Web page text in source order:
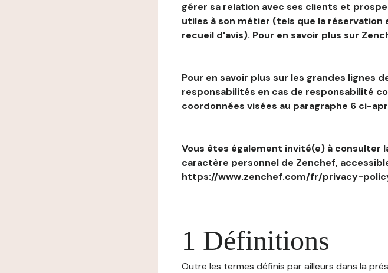
gérer sa relation avec ses clients et
utiles à son métier (tels que la réservation
recueil d'avis). Pour en savoir plus sur
Pour en savoir plus sur les grandes lignes
responsabilités en cas de responsabilité
coordonnées visées au paragraphe 6 ci-
Vous êtes également invité(e) à
caractère personnel de Zenchef,
https://www.zenchef.com/fr/privacy-
1 Définitions
Outre les termes définis par ailleurs dans la